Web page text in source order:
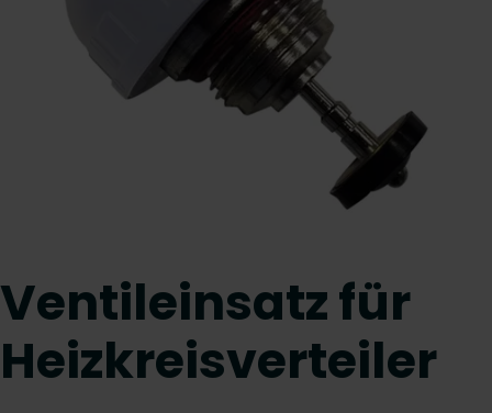
Ventileinsatz für
Heizkreisverteiler